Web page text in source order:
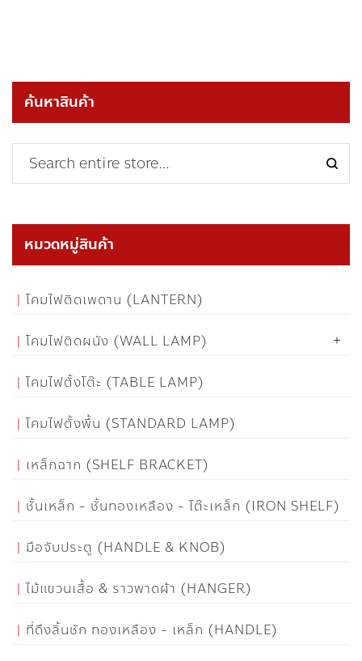
ค้นหาสินค้า
หมวดหมู่สินค้า
โคมไฟติดเพดาน (LANTERN)
โคมไฟติดผนัง (WALL LAMP)
โคมไฟตั้งโต๊ะ (TABLE LAMP)
โคมไฟตั้งพื้น (STANDARD LAMP)
เหล็กฉาก (SHELF BRACKET)
ชั้นเหล็ก - ชั้นทองเหลือง - โต๊ะเหล็ก (IRON SHELF)
มือจับประตู (HANDLE & KNOB)
ไม้แขวนเสื้อ & ราวพาดผ้า (HANGER)
ที่ดึงลิ้นชัก ทองเหลือง - เหล็ก (HANDLE)